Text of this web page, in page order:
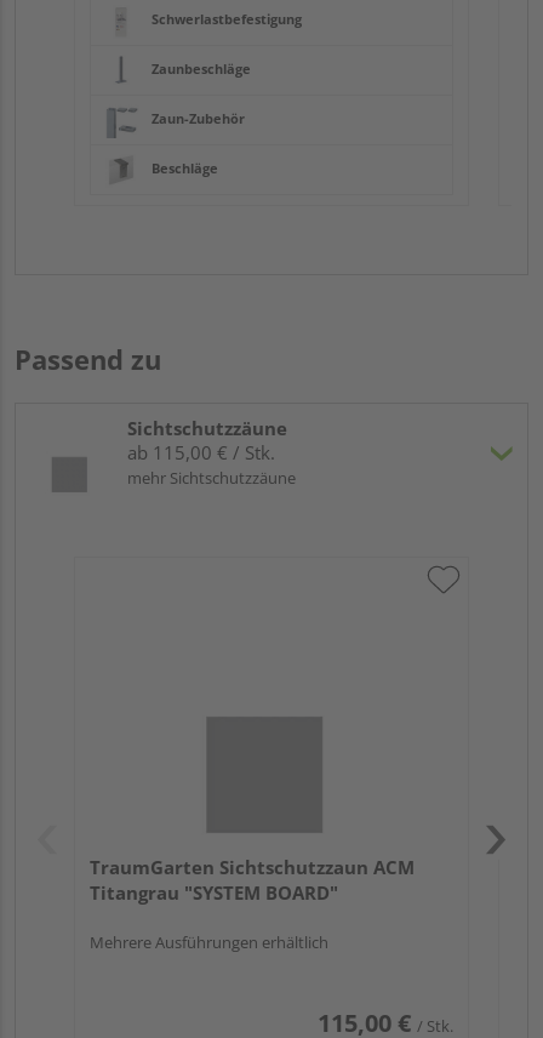
Schwerlastbefestigung
Zaunbeschläge
Zaun-Zubehör
Beschläge
Passend zu
Sichtschutzzäune
ab 115,00 € / Stk.
mehr Sichtschutzzäune
TraumGarten Sichtschutzzaun ACM
Titangrau "SYSTEM BOARD"
Mehrere Ausführungen erhältlich
115,00 € / Stk.